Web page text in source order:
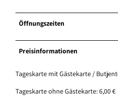
Öffnungszeiten
Preisinformationen
Tageskarte mit Gästekarte /
Tageskarte ohne Gästekarte: 6,00 €